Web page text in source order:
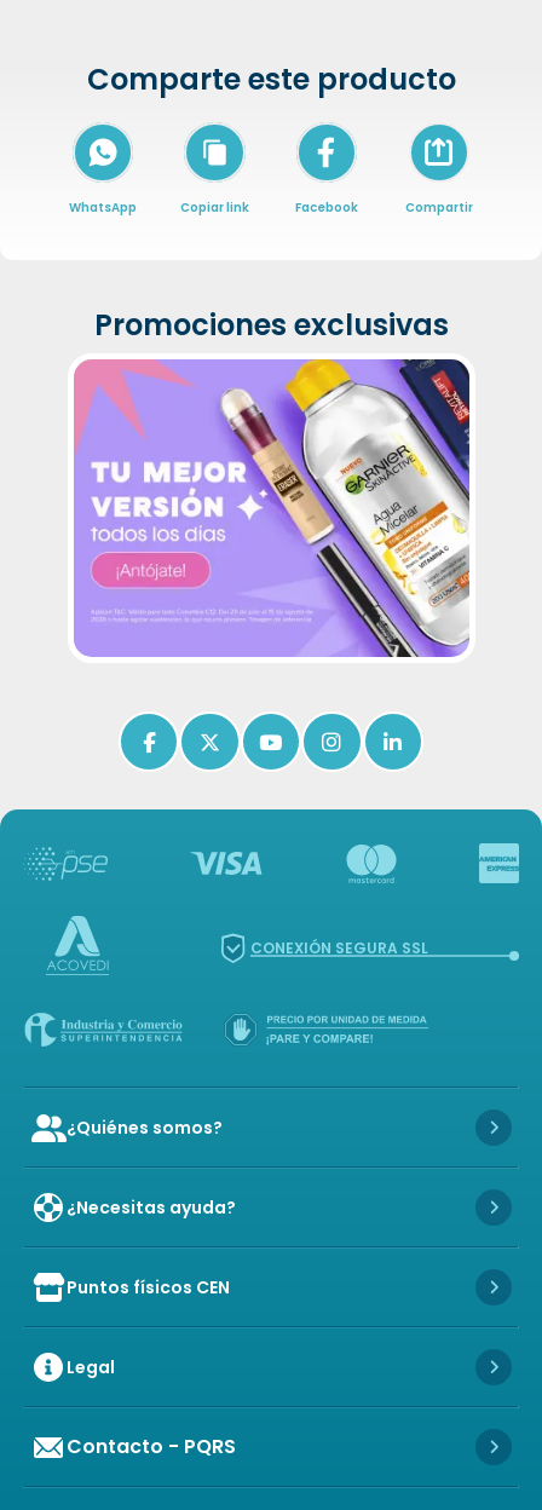
Comparte este producto
WhatsApp Copiar link Facebook
Icon of arrow-
Compartir
Promociones exclusivas
Icon of facebook-f
Icon of x-twitter
Icon of youtube
Icon of instagram
Icon of
CONEXIÓN SEGURA SSL
Icon of user-group
¿Quiénes somos? Icon
¿Necesitas ayuda? Icon
Icon of store
Puntos físicos CEN Icon
Legal Icon
Contacto - PQRS Icon